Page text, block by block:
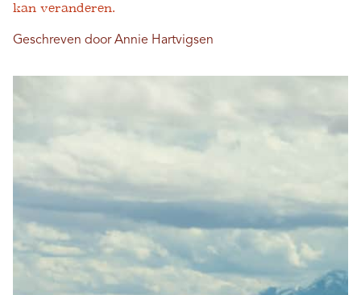
kan veranderen.
Geschreven door Annie Hartvigsen